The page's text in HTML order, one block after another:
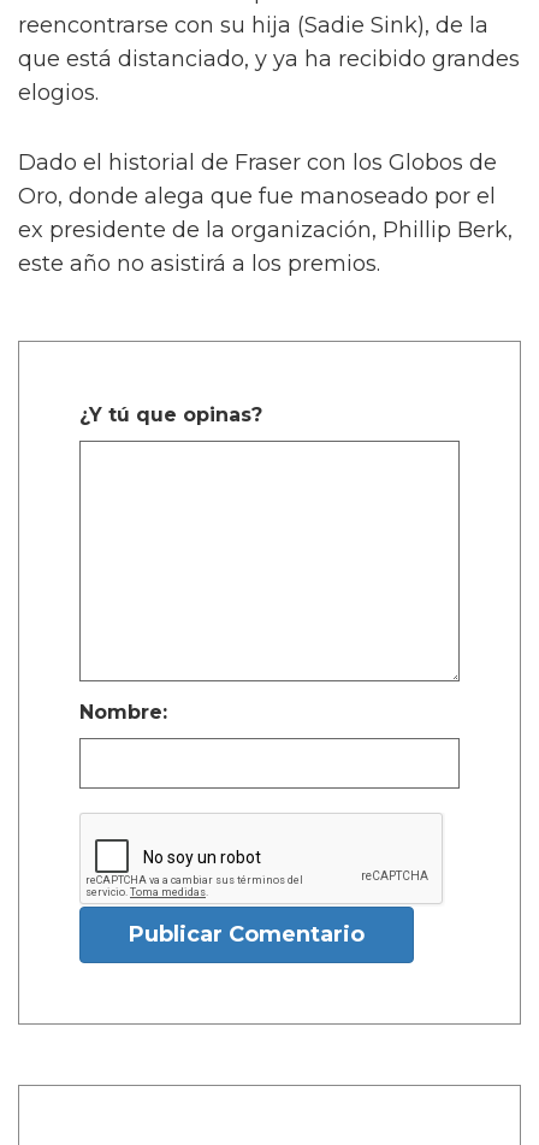
reencontrarse con su hija (Sadie Sink), de la
que está distanciado, y ya ha recibido grandes
elogios.
Dado el historial de Fraser con los Globos de
Oro, donde alega que fue manoseado por el
ex presidente de la organización, Phillip Berk,
este año no asistirá a los premios.
¿Y tú que opinas?
Nombre:
Publicar Comentario